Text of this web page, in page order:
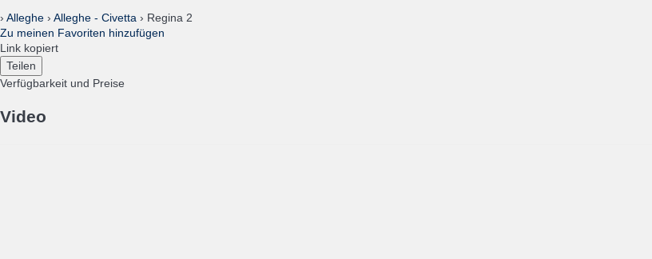
› Alleghe › Alleghe - Civetta › Regina 2
Zu meinen Favoriten hinzufügen
Link kopiert
Teilen
Verfügbarkeit und Preise
Video